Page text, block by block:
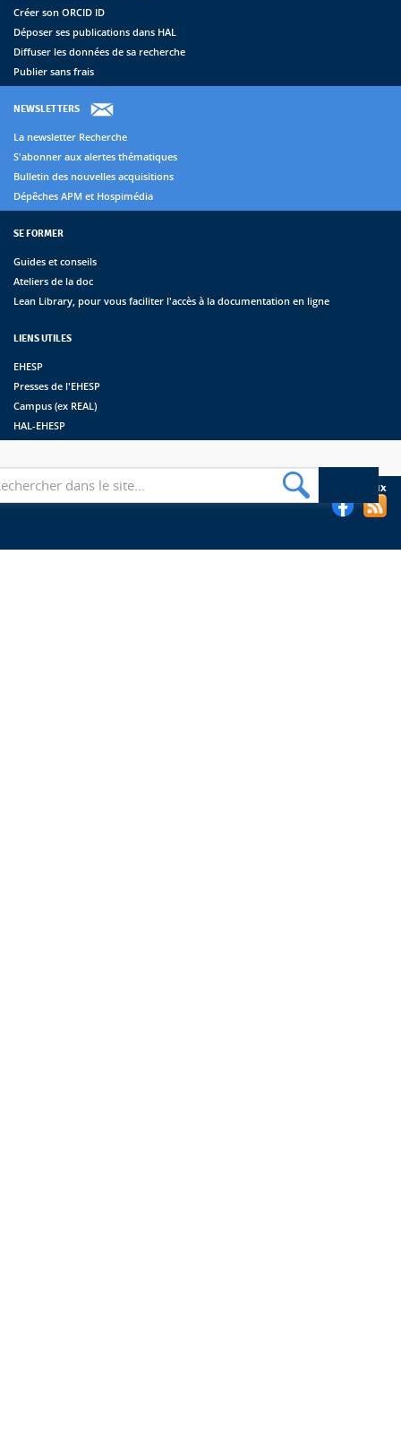
Créer son ORCID ID
Déposer ses publications dans HAL
Diffuser les données de sa recherche
Publier sans frais
NEWSLETTERS
La newsletter Recherche
S'abonner aux alertes thématiques
Bulletin des nouvelles acquisitions
Dépêches APM et Hospimédia
SE FORMER
Guides et conseils
Ateliers de la doc
Lean Library, pour vous faciliter l'accès à la documentation en ligne
LIENS UTILES
EHESP
Presses de l'EHESP
Campus (ex REAL)
HAL-EHESP
Suivez les bibliothèques de l'EHESP sur les réseaux sociaux